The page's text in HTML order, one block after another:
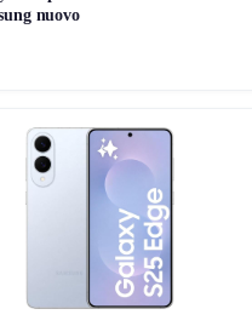
108,00€↓-1.9%
nuovo